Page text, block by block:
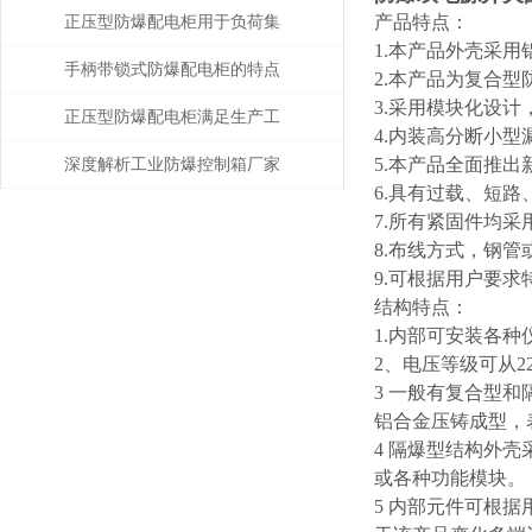
产品特点：
1.本产品外壳采用
2.本产品为复合型
3.采用模块化设计
4.内装高分断小型
5.本产品全面推出
6.具有过载、短路
7.所有紧固件均采
8.布线方式，钢管
9.可根据用户要求
结构特点：
1.内部可安装各种
2、电压等级可从
3 一般有复合型和
铝合金压铸成型
4 隔爆型结构外壳
或各种功能模块。
5 内部元件可根据
场所电气安全的利器
正压型防爆配电柜用于负荷集
中、回路较多的场合
手柄带锁式防爆配电柜的特点
和要求说明
正压型防爆配电柜满足生产工
艺所需
深度解析工业防爆控制箱厂家